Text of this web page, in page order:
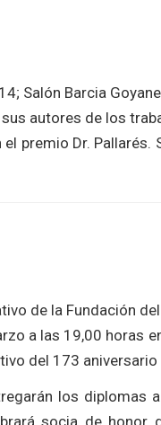
Salón Barcia
autores de los
premio Dr.
de la Fundación
a las 19,00 horas
del 173
los diplomas
socia de honor